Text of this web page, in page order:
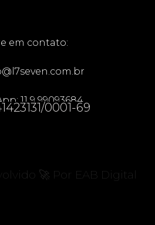
em contato:
11 9 99093684
0001-69
🚀 Por EAB Digital